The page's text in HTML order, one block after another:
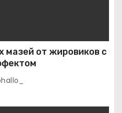
мазей от жировиков с